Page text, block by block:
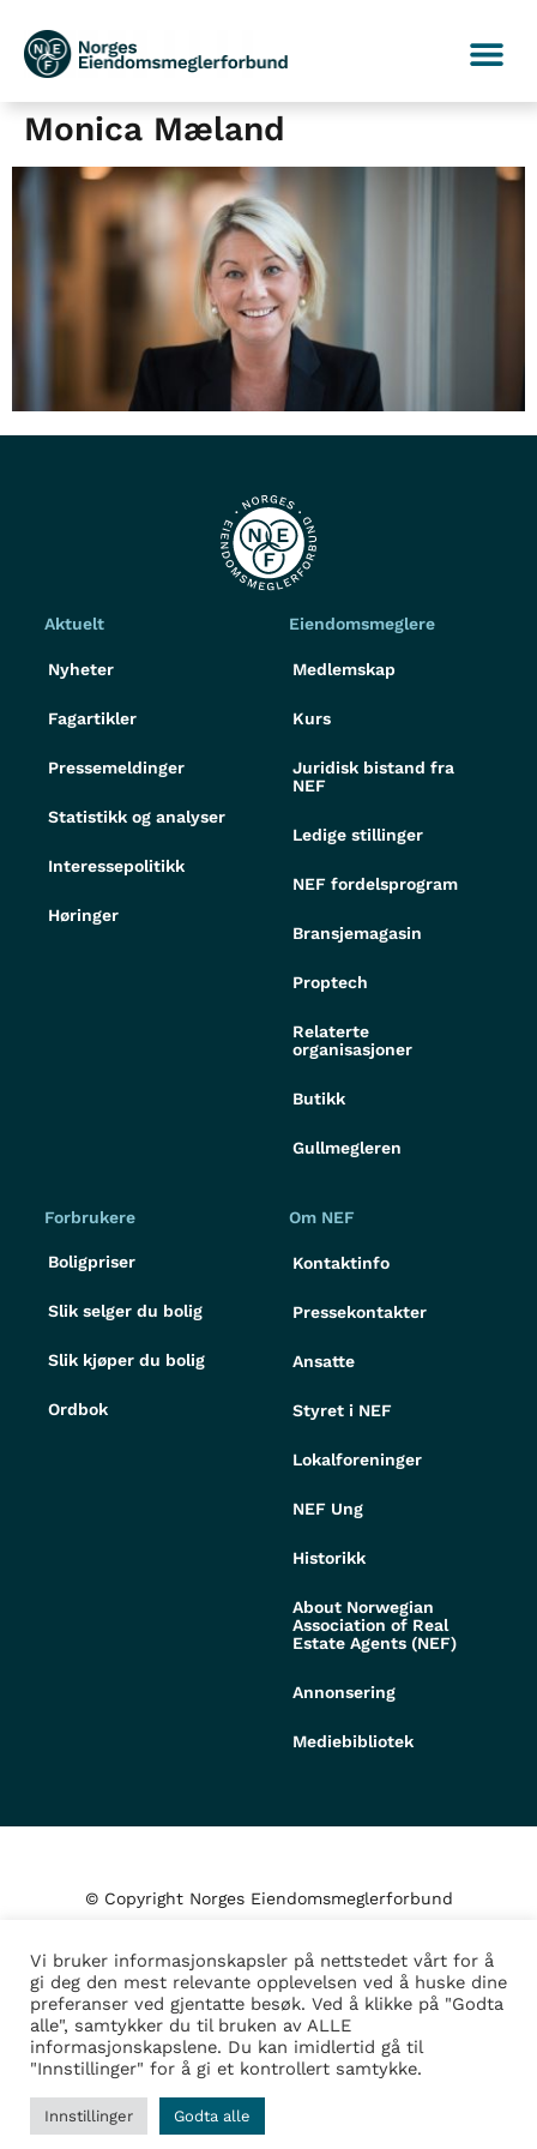
Monica Mæland
Aktuelt
Nyheter
Fagartikler
Pressemeldinger
Statistikk og analyser
Interessepolitikk
Høringer
Eiendomsmeglere
Medlemskap
Kurs
Juridisk bistand fra
NEF
Ledige stillinger
NEF fordelsprogram
Bransjemagasin
Proptech
Relaterte
organisasjoner
Butikk
Gullmegleren
Forbrukere
Boligpriser
Slik selger du bolig
Slik kjøper du bolig
Ordbok
Om NEF
Kontaktinfo
Pressekontakter
Ansatte
Styret i NEF
Lokalforeninger
NEF Ung
Historikk
About Norwegian
Association of Real
Estate Agents (NEF)
Annonsering
Mediebibliotek
© Copyright Norges Eiendomsmeglerforbund
Personvern og cookies
Administrer samtykke
Design/Utvikling avFortress
Vi bruker informasjonskapsler på nettstedet vårt for å
gi deg den mest relevante opplevelsen ved å huske dine
preferanser ved gjentatte besøk. Ved å klikke på "Godta
alle", samtykker du til bruken av ALLE
informasjonskapslene. Du kan imidlertid gå til
"Innstillinger" for å gi et kontrollert samtykke.
Innstillinger Godta alle